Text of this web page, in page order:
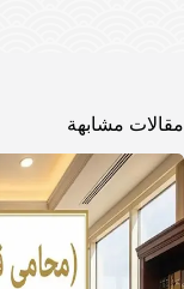
مقالات مشابهة